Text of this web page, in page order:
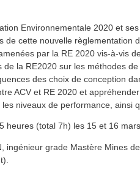
des
Chauffe-
Elec
Environnementale 2020 et ses
de cette nouvelle règlementation
par la RE 2020 vis-à-vis
la RE2020 sur les méthodes
des choix de conception
ACV et RE 2020 et
niveaux de performance, ainsi
heures (total 7h) les 15 et 16
ingénieur grade Mastère Mines